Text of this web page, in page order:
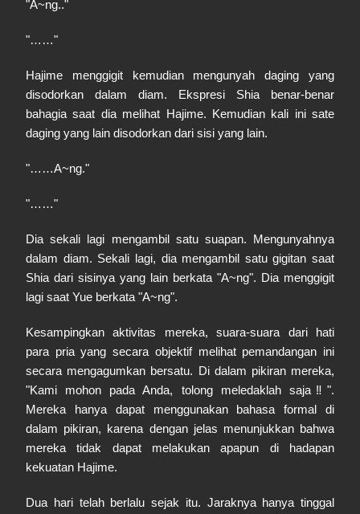
"A~ng.."
"……"
Hajime menggigit kemudian mengunyah daging yang
disodorkan dalam diam. Ekspresi Shia benar-benar
bahagia saat dia melihat Hajime. Kemudian kali ini sate
daging yang lain disodorkan dari sisi yang lain.
"……A~ng."
"……"
Dia sekali lagi mengambil satu suapan. Mengunyahnya
dalam diam. Sekali lagi, dia mengambil satu gigitan saat
Shia dari sisinya yang lain berkata "A~ng". Dia menggigit
lagi saat Yue berkata "A~ng".
Kesampingkan aktivitas mereka, suara-suara dari hati
para pria yang secara objektif melihat pemandangan ini
secara mengagumkan bersatu. Di dalam pikiran mereka,
"Kami mohon pada Anda, tolong meledaklahsaja‼".
Mereka hanya dapat menggunakan bahasa formal di
dalam pikiran, karena dengan jelas menunjukkan bahwa
mereka tidak dapat melakukan apapun di hadapan
kekuatan Hajime.
Dua hari telah berlalu sejak itu. Jaraknya hanya tinggal